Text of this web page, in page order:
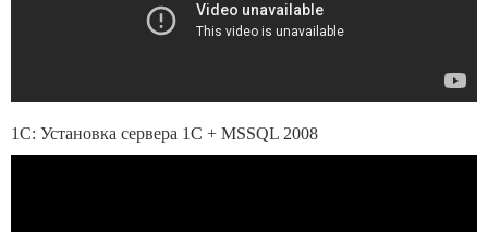
1С: Установка сервера 1С + MSSQL 2008